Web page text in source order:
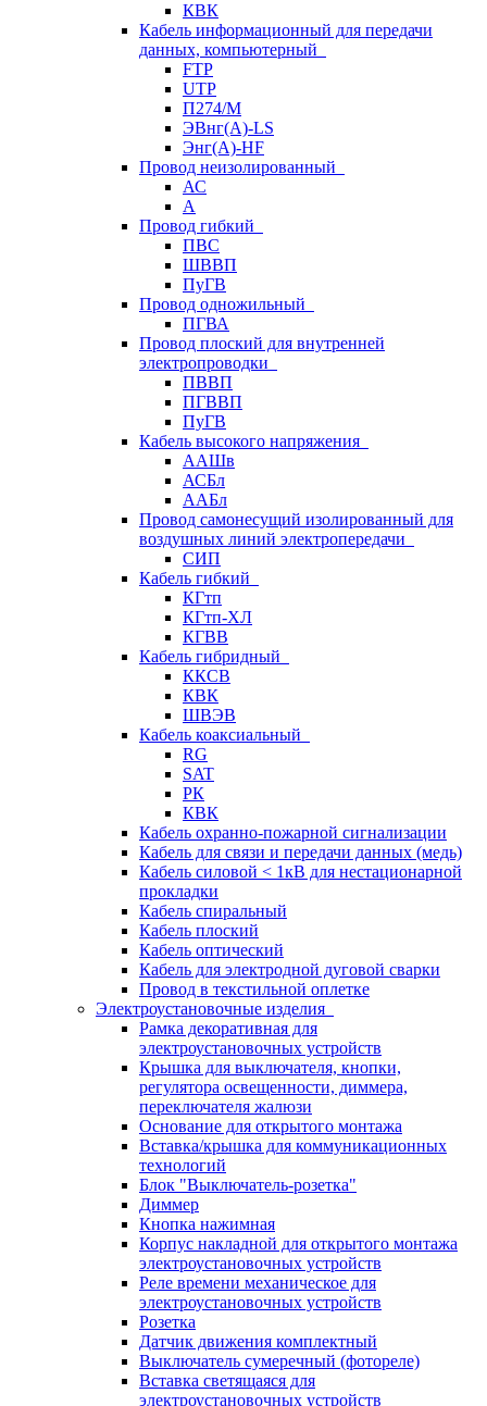
КВК
Кабель информационный для передачи
данных, компьютерный
FTP
UTP
П274/М
ЭВнг(А)-LS
Энг(А)-HF
Провод неизолированный
АС
А
Провод гибкий
ПВС
ШВВП
ПуГВ
Провод одножильный
ПГВА
Провод плоский для внутренней
электропроводки
ПВВП
ПГВВП
ПуГВ
Кабель высокого напряжения
ААШв
АСБл
ААБл
Провод самонесущий изолированный для
воздушных линий электропередачи
СИП
Кабель гибкий
КГтп
КГтп-ХЛ
КГВВ
Кабель гибридный
ККСВ
КВК
ШВЭВ
Кабель коаксиальный
RG
SAT
РК
КВК
Кабель охранно-пожарной сигнализации
Кабель для связи и передачи данных (медь)
Кабель силовой < 1кВ для нестационарной
прокладки
Кабель спиральный
Кабель плоский
Кабель оптический
Кабель для электродной дуговой сварки
Провод в текстильной оплетке
Электроустановочные изделия
Рамка декоративная для
электроустановочных устройств
Крышка для выключателя, кнопки,
регулятора освещенности, диммера,
переключателя жалюзи
Основание для открытого монтажа
Вставка/крышка для коммуникационных
технологий
Блок "Выключатель-розетка"
Диммер
Кнопка нажимная
Корпус накладной для открытого монтажа
электроустановочных устройств
Реле времени механическое для
электроустановочных устройств
Розетка
Датчик движения комплектный
Выключатель сумеречный (фотореле)
Вставка светящаяся для
электроустановочных устройств